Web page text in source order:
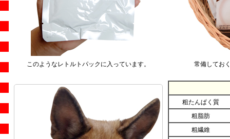
このようなレトルトパックに入っています。 常備してお
粗たんぱく質
粗脂肪
粗繊維